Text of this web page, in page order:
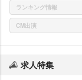
ランキング情報
CM出演
求人特集